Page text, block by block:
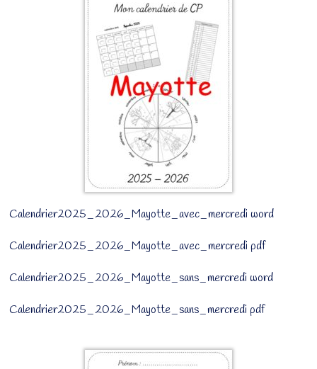
Calendrier2025_2026_Mayotte_avec_mercredi word
Calendrier2025_2026_Mayotte_avec_mercredi pdf
Calendrier2025_2026_Mayotte_sans_mercredi word
Calendrier2025_2026_Mayotte_sans_mercredi pdf